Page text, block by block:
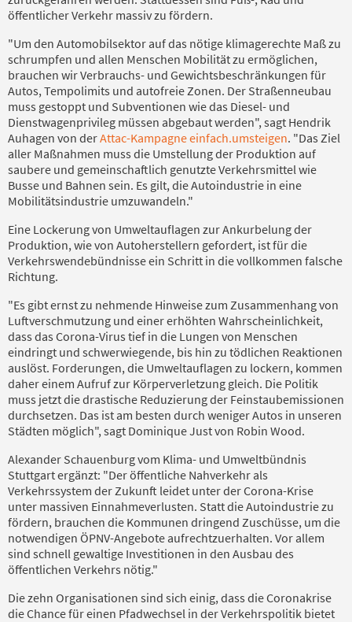
öffentlicher Verkehr massiv zu fördern.
"Um den Automobilsektor auf das nötige klimagerechte Maß zu
schrumpfen und allen Menschen Mobilität zu ermöglichen,
brauchen wir Verbrauchs- und Gewichtsbeschränkungen für
Autos, Tempolimits und autofreie Zonen. Der Straßenneubau
muss gestoppt und Subventionen wie das Diesel- und
Dienstwagenprivileg müssen abgebaut werden", sagt Hendrik
Auhagen von derAttac-Kampagne einfach.umsteigen. "Das Ziel
aller Maßnahmen muss die Umstellung der Produktion auf
saubere und gemeinschaftlich genutzte Verkehrsmittel wie
Busse und Bahnen sein. Es gilt, die Autoindustrie in eine
Mobilitätsindustrie umzuwandeln."
Eine Lockerung von Umweltauflagen zur Ankurbelung der
Produktion, wie von Autoherstellern gefordert, ist für die
Verkehrswendebündnisse ein Schritt in die vollkommen falsche
Richtung.
"Es gibt ernst zu nehmende Hinweise zum Zusammenhang von
Luftverschmutzung und einer erhöhten Wahrscheinlichkeit,
dass das Corona-Virus tief in die Lungen von Menschen
eindringt und schwerwiegende, bis hin zu tödlichen Reaktionen
auslöst. Forderungen, die Umweltauflagen zu lockern, kommen
daher einem Aufruf zur Körperverletzung gleich. Die Politik
muss jetzt die drastische Reduzierung der Feinstaubemissionen
durchsetzen. Das ist am besten durch weniger Autos in unseren
Städten möglich", sagt Dominique Just von Robin Wood.
Alexander Schauenburg vom Klima- und Umweltbündnis
Stuttgart ergänzt: "Der öffentliche Nahverkehr als
Verkehrssystem der Zukunft leidet unter der Corona-Krise
unter massiven Einnahmeverlusten. Statt die Autoindustrie zu
fördern, brauchen die Kommunen dringend Zuschüsse, um die
notwendigen ÖPNV-Angebote aufrechtzuerhalten. Vor allem
sind schnell gewaltige Investitionen in den Ausbau des
öffentlichen Verkehrs nötig."
Die zehn Organisationen sind sich einig, dass die Coronakrise
die Chance für einen Pfadwechsel in der Verkehrspolitik bietet